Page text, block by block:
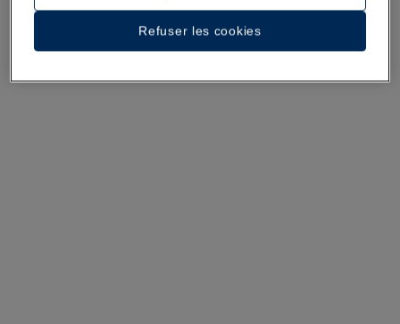
Voir 35 photos et vidéos
Refuser les cookies